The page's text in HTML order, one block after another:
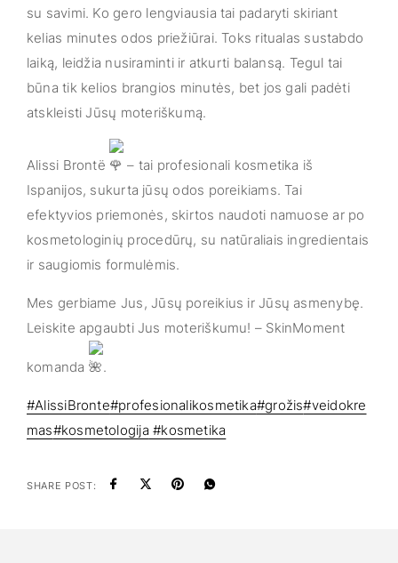
su savimi. Ko gero lengviausia tai padaryti skiriant
kelias minutes odos priežiūrai. Toks ritualas sustabdo
laiką, leidžia nusiraminti ir atkurti balansą. Tegul tai
būna tik kelios brangios minutės, bet jos gali padėti
atskleisti Jūsų moteriškumą.
Alissi Brontë
– tai profesionali kosmetika iš
Ispanijos, sukurta jūsų odos poreikiams. Tai
efektyvios priemonės, skirtos naudoti namuose ar po
kosmetologinių procedūrų, su natūraliais ingredientais
ir saugiomis formulėmis.
Mes gerbiame Jus, Jūsų poreikius ir Jūsų asmenybę.
Leiskite apgaubti Jus moteriškumu! – SkinMoment
komanda .
#AlissiBronte#profesionalikosmetika#grožis#veidokre
mas#kosmetologija #kosmetika
SHARE POST: